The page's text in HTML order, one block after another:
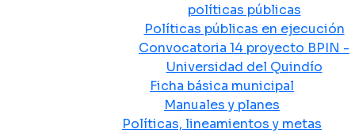
políticas públicas
Políticas públicas en ejecución
Convocatoria 14 proyecto BPIN -
Universidad del Quindío
Ficha básica municipal
Manuales y planes
Políticas, lineamientos y metas